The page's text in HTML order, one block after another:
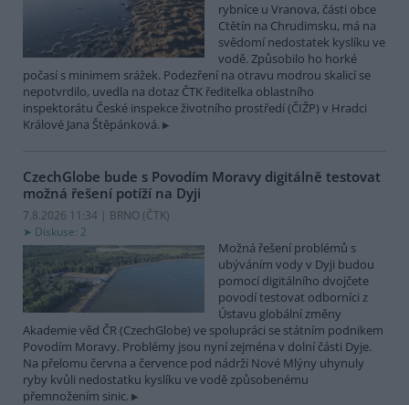
rybníce u Vranova, části obce
Ctětín na Chrudimsku, má na
svědomí nedostatek kyslíku ve
vodě. Způsobilo ho horké
počasí s minimem srážek. Podezření na otravu modrou skalicí se
nepotvrdilo, uvedla na dotaz ČTK ředitelka oblastního
inspektorátu České inspekce životního prostředí (ČIŽP) v Hradci
Králové Jana Štěpánková.
CzechGlobe bude s Povodím Moravy digitálně testovat
možná řešení potíží na Dyji
7.8.2026 11:34 | BRNO (ČTK)
Diskuse: 2
Možná řešení problémů s
ubýváním vody v Dyji budou
pomocí digitálního dvojčete
povodí testovat odborníci z
Ústavu globální změny
Akademie věd ČR (CzechGlobe) ve spolupráci se státním podnikem
Povodím Moravy. Problémy jsou nyní zejména v dolní části Dyje.
Na přelomu června a července pod nádrží Nové Mlýny uhynuly
ryby kvůli nedostatku kyslíku ve vodě způsobenému
přemnožením sinic.